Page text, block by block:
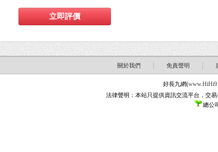
關於我們 免責聲明
好長九網(
法律聲明：本站只提供資訊交流平台，交
總公